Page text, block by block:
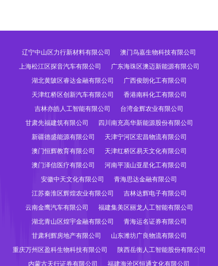
辽宁中山区力行新材料有限公司
澳门鸟嘉生物科技有限公司
上海松江区探音汽车有限公司
广东海珠区澳迈新能源有限公司
湖北黄陂区睿达金融有限公司
广西俊朗化工有限公司
天津红桥区创新汽车有限公司
香港南科化工有限公司
吉林亦皓人工智能有限公司
台湾金辉农业有限公司
甘肃先福建筑有限公司
四川南充高华新能源股份有限公司
新疆德盛能源有限公司
天津宁河区宏昌物流有限公司
澳门恒辉教育有限公司
天津红桥区易天文化有限公司
澳门泽信医疗有限公司
河南平顶山亚星化工有限公司
安徽中天文化有限公司
青海思达金融有限公司
江苏秦淮区辉煌农业有限公司
吉林达辉电子有限公司
云南金鹰汽车有限公司
福建集美区丽龙人工智能有限公司
湖北青山区煌宇金融有限公司
青海运名证券有限公司
甘肃利辉房地产有限公司
山东潍坊广良物流有限公司
重庆万州区盈科生物科技有限公司
陕西岳衡人工智能股份有限公司
内蒙古天行证券有限公司
福建海沧区恒通文化有限公司